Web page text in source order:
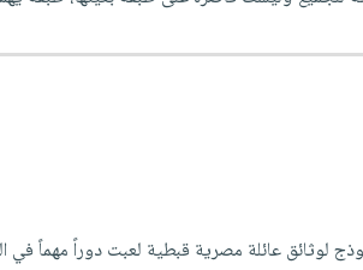
لوثائق عائلة مصرية قبطية لعبت دوراً مهماً في